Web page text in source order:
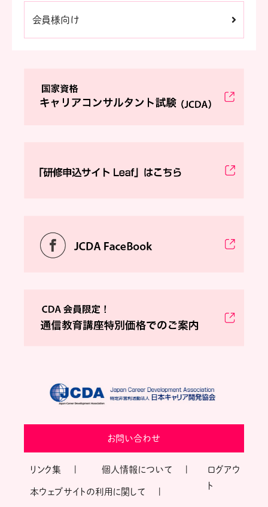
会員様向け
お問い合わせ
リンク集 個人情報について
本ウェブサイトの利用に関して
ログアウ
ト